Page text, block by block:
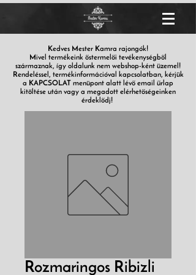
Kedves Mester Kamra rajongók!
Mivel termékeink őstermelői tevékenységből
származnak, így oldalunk nem webshop-ként üzemel!
Rendeléssel, termékinformációval kapcsolatban, kérjük
a KAPCSOLAT menüpont alatt lévő email űrlap
kitöltése után vagy a megadott elérhetőségeinken
érdeklődj!
Rozmaringos Ribizli